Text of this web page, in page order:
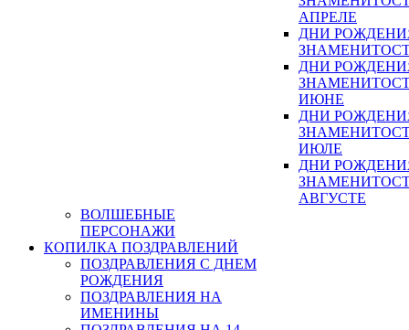
АПРЕЛЕ
ДНИ
ДНИ
ИЮНЕ
ДНИ
ИЮЛЕ
ДНИ
АВГУСТЕ
ВОЛШЕБНЫЕ
ПЕРСОНАЖИ
КОПИЛКА ПОЗДРАВЛЕНИЙ
ПОЗДРАВЛЕНИЯ С ДНЕМ
РОЖДЕНИЯ
ПОЗДРАВЛЕНИЯ НА
ИМЕНИНЫ